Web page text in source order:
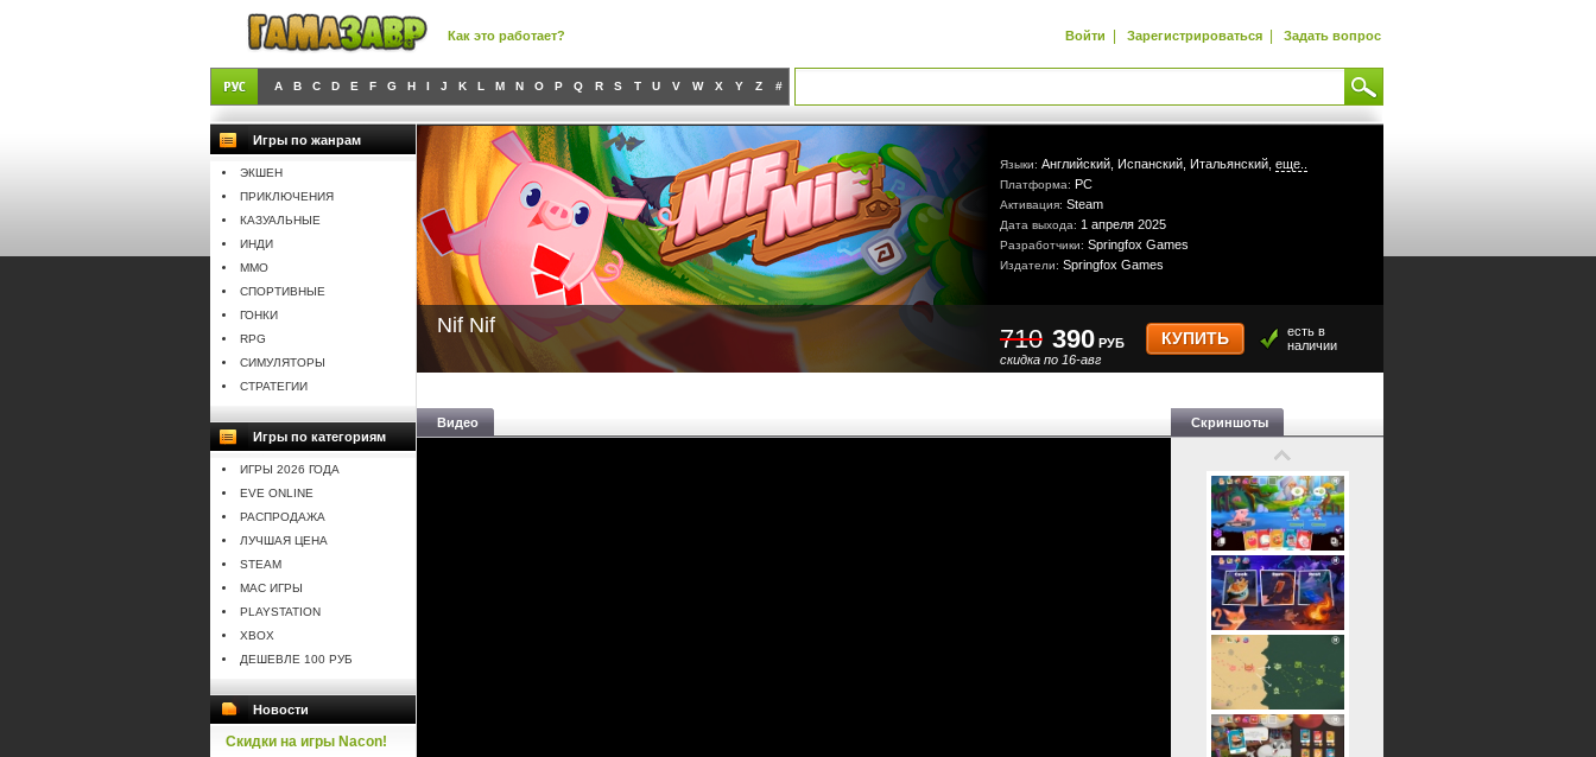
Как это работает? Войти | Зарегистрироваться | Задать вопрос
A B C D E F G H I J K L M N O P Q R S T U V W X Y Z #
Игры по жанрам
ЭКШЕН
ПРИКЛЮЧЕНИЯ
КАЗУАЛЬНЫЕ
ИНДИ
MMO
СПОРТИВНЫЕ
ГОНКИ
RPG
СИМУЛЯТОРЫ
СТРАТЕГИИ
Игры по категориям
ИГРЫ 2026 ГОДА
EVE ONLINE
РАСПРОДАЖА
ЛУЧШАЯ ЦЕНА
STEAM
MAC ИГРЫ
PLAYSTATION
XBOX
ДЕШЕВЛЕ 100 РУБ
Новости
Скидки на игры Nacon!
Языки: Английский, Испанский, Итальянский, еще..
Платформа: PC
Активация: Steam
Дата выхода: 1 апреля 2025
Разработчики: Springfox Games
Издатели: Springfox Games
Nif Nif 710
скидка по 16-авг
390 РУБ КУПИТЬ
есть в
наличии
Видео Скриншоты